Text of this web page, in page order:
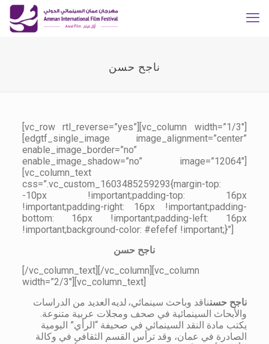
ناجح حسن
[vc_row rtl_reverse=”yes”][vc_column width=”1/3″]
[edgtf_single_image image_alignment=”center”
enable_image_border=”no”
enable_image_shadow=”no” image=”12064″]
[vc_column_text
css=”.vc_custom_1603485259293{margin-top:
-10px !important;padding-top: 16px
!important;padding-right: 16px !important;padding-
bottom: 16px !important;padding-left: 16px
!important;background-color: #efefef !important;}”]
ناجح حسن
[/vc_column_text][/vc_column][vc_column
width=”2/3″][vc_column_text]
ناجح حسنناقد وباحث سينمائي، لديه العديد من الدراسات
والأبحاث السينمائية في صحف ومجلات عربية متنوعة.
يكتب مادة النقد السينمائي في صحيفة “الرأي” اليومية
الصادرة في عمان، وقد ترأس القسم الثقافي في وكالة